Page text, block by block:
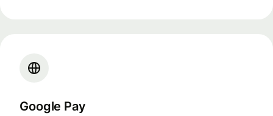
Google Pay